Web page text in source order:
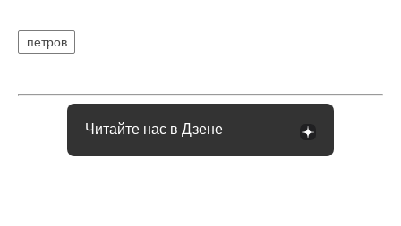
петров
Читайте нас в Дзене